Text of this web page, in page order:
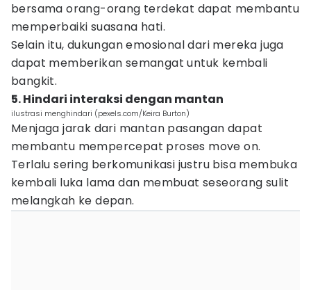
bersama orang-orang terdekat dapat membantu
memperbaiki suasana hati.
Selain itu, dukungan emosional dari mereka juga
dapat memberikan semangat untuk kembali
bangkit.
5. Hindari interaksi dengan mantan
ilustrasi menghindari (pexels.com/Keira Burton)
Menjaga jarak dari mantan pasangan dapat
membantu mempercepat proses move on.
Terlalu sering berkomunikasi justru bisa membuka
kembali luka lama dan membuat seseorang sulit
melangkah ke depan.